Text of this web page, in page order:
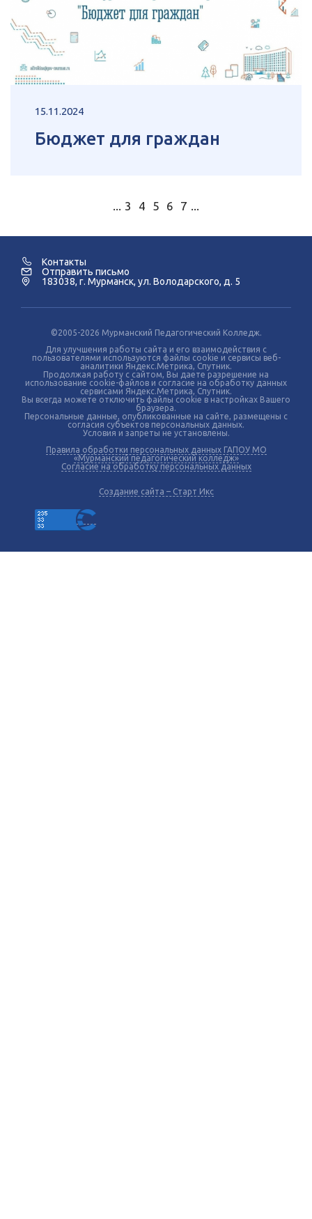
15.11.2024
Бюджет для граждан
... 3 4 5 6 7 ...
Контакты
Отправить письмо
183038, г. Мурманск, ул. Володарского, д. 5
©2005-2026 Мурманский Педагогический Колледж.
Для улучшения работы сайта и его взаимодействия с
пользователями используются файлы cookie и сервисы веб-
аналитики Яндекс.Метрика, Спутник.
Продолжая работу с сайтом, Вы даете разрешение на
использование cookie-файлов и согласие на обработку данных
сервисами Яндекс.Метрика, Спутник.
Вы всегда можете отключить файлы cookie в настройках Вашего
браузера.
Персональные данные, опубликованные на сайте, размещены с
согласия субъектов персональных данных.
Условия и запреты не установлены.
Правила обработки персональных данных ГАПОУ МО
«Мурманский педагогический колледж»
Согласие на обработку персональных данных
Создание сайта – Старт Икс